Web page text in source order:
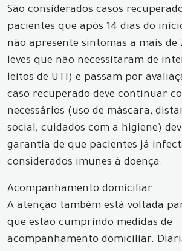
São considerados casos
pacientes que após 14 dias do
não apresente sintomas a mais de
leves que não necessitaram de
leitos de UTI) e passam por
caso recuperado deve continuar
necessários (uso de máscara,
social, cuidados com a higiene)
garantia de que pacientes já
considerados imunes à doença.
Acompanhamento domiciliar
A atenção também está voltada
que estão cumprindo medidas de
acompanhamento domiciliar.